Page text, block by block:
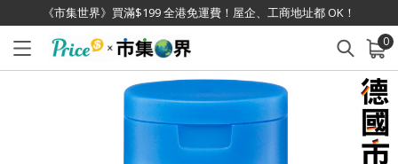
《市集世界》買滿$199 全港免運費！屋企、工商地址都 OK！
0
已加入購物車 查看